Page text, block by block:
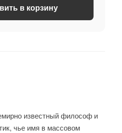
в корзину
известный философ и
чье имя в массовом